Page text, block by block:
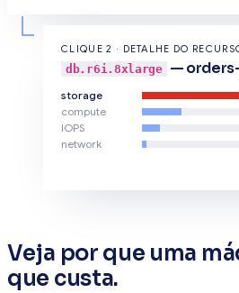
CLIQUE 2 · DETALHE DO
db.r6i.8xlarge —
storage
compute
IOPS
network
Veja por que uma
que custa.